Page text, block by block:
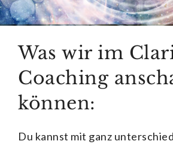
Was wir im
Coaching
können:
Du kannst mit ganz